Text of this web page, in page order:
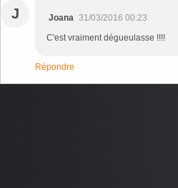
J Joana 31/03/2016 00:23
C'est vraiment dégueulasse !!!!
Répondre